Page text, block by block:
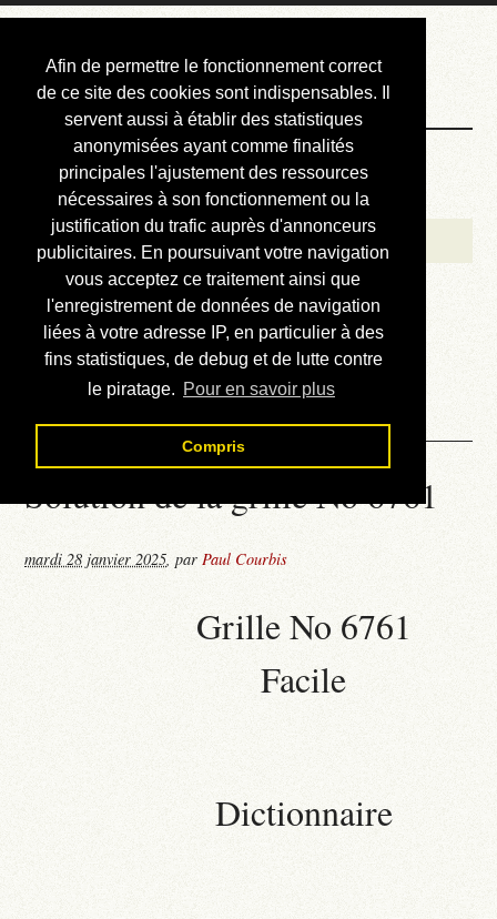
Afin de permettre le fonctionnement correct
de ce site des cookies sont indispensables. Il
servent aussi à établir des statistiques
anonymisées ayant comme finalités
principales l'ajustement des ressources
nécessaires à son fonctionnement ou la
justification du trafic auprès d'annonceurs
publicitaires. En poursuivant votre navigation
vous acceptez ce traitement ainsi que
l'enregistrement de données de navigation
liées à votre adresse IP, en particulier à des
fins statistiques, de debug et de lutte contre
le piratage. Pour en savoir plus
Compris
Courbis, « LE »
Blog Officiel
Bienvenue
Réalisations
Divers (et d’été)
Annonces
Liens externes
Téléchargement
Contact
Solution de la grille No 6761
mardi 28 janvier 2025,parPaul Courbis
Grille No 6761
Facile
Dictionnaire